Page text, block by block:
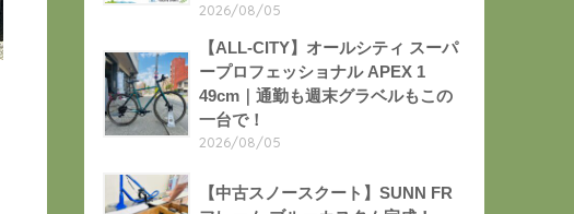
2026/08/05
【ALL-CITY】オールシティ スーパ
ープロフェッショナル APEX 1
49cm｜通勤も週末グラベルもこの
一台で！
2026/08/05
【中古スノースクート】SUNN FR